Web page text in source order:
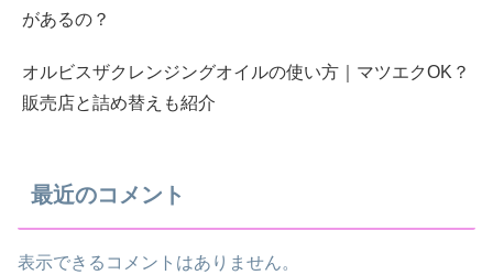
があるの？
オルビスザクレンジングオイルの使い方｜マツエクOK？
販売店と詰め替えも紹介
最近のコメント
表示できるコメントはありません。